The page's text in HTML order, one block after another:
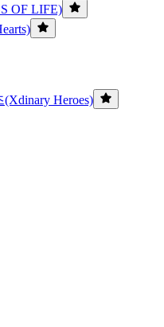
OF LIFE)
Heroes)